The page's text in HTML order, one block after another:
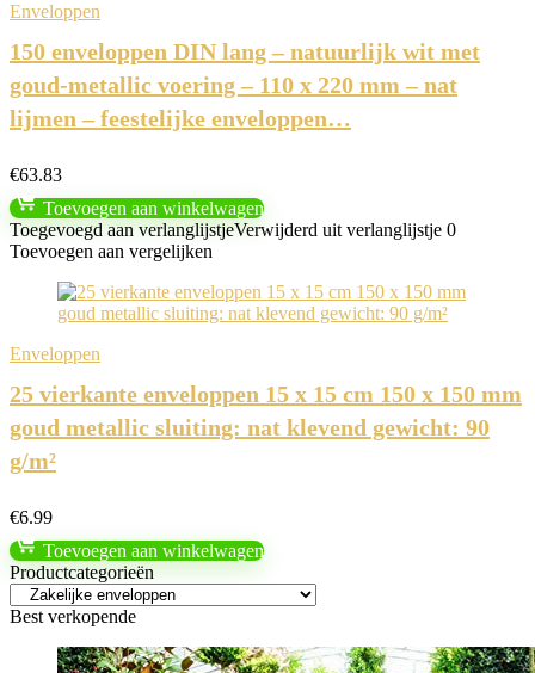
Enveloppen
150 enveloppen DIN lang – natuurlijk wit met
goud-metallic voering – 110 x 220 mm – nat
lijmen – feestelijke enveloppen…
€63.83
Toevoegen aan winkelwagen
Toegevoegd aan verlanglijstjeVerwijderd uit verlanglijstje 0
Toevoegen aan vergelijken
Enveloppen
25 vierkante enveloppen 15 x 15 cm 150 x 150 mm
goud metallic sluiting: nat klevend gewicht: 90
g/m²
€6.99
Toevoegen aan winkelwagen
Productcategorieën
Best verkopende